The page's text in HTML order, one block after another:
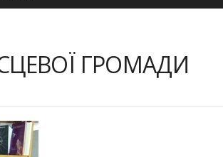
ГРОМАДИ